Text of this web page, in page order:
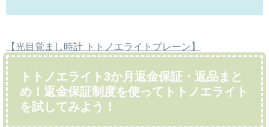
【光目覚まし時計 トトノエライトプレーン】
トトノエライト3か月返金保証・返品まと
め！返金保証制度を使ってトトノエライト
を試してみよう！